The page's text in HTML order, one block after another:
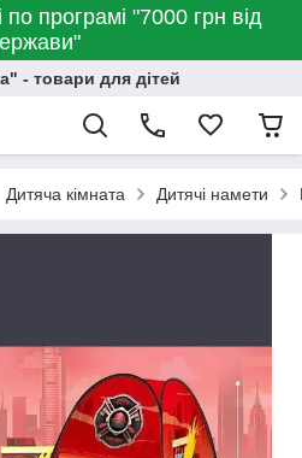
програмі "7000 грн від
- товари для дітей
Дитяча кімната Дитячі намети